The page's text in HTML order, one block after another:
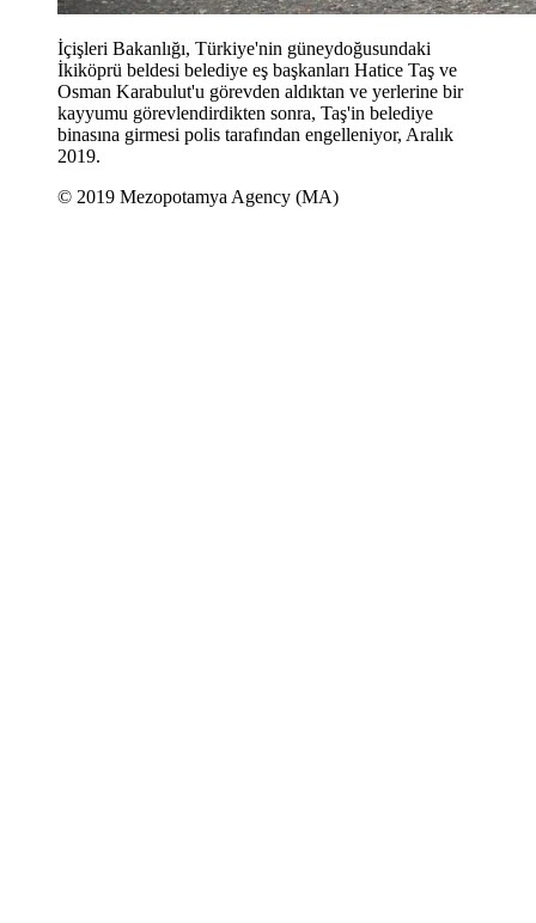
İçişleri Bakanlığı, Türkiye'nin güneydoğusundaki
İkiköprü beldesi belediye eş başkanları Hatice Taş ve
Osman Karabulut'u görevden aldıktan ve yerlerine bir
kayyumu görevlendirdikten sonra, Taş'in belediye
binasına girmesi polis tarafından engelleniyor, Aralık
2019.
© 2019 Mezopotamya Agency (MA)